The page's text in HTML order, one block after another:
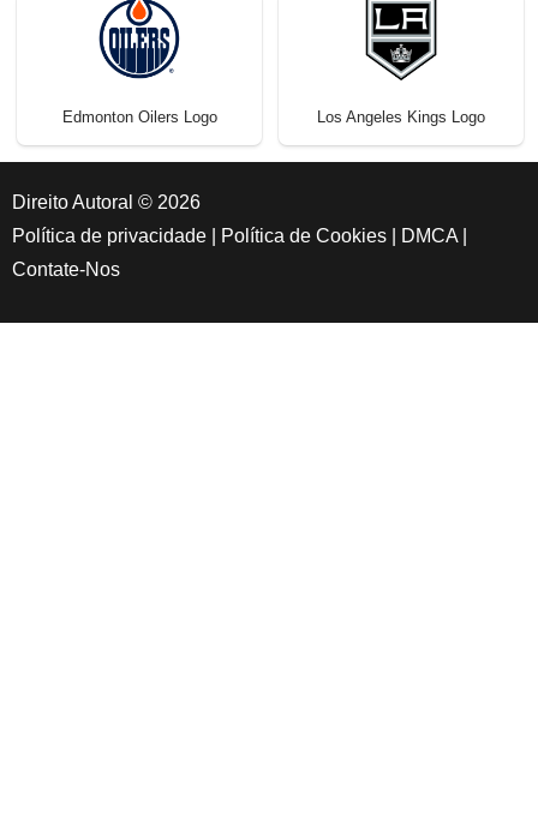
Edmonton Oilers Logo Los Angeles Kings Logo
Direito Autoral © 2026
Política de privacidade
Política de Cookies DMCA
Contate-Nos